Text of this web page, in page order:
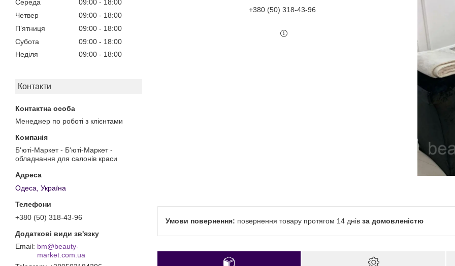
Середа
09:00
18:00
Четвер
09:00
18:00
Пʼятниця
09:00
18:00
Субота
09:00
18:00
Неділя
09:00 18:00
Контакти
Менеджер по роботі з клієнтами
Б'юті-Маркет - Б'юті-Маркет -
обладнання для салонів краси
Одеса, Україна
+380 (50) 318-43-96
bm@beauty-
market.com.ua
+380 (50) 318-43-96
повернення товару протягом 14 днів за домовленістю